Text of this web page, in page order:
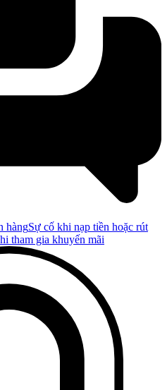
hàngSự cố khi nạp tiền hoặc rút
tham gia khuyến mãi